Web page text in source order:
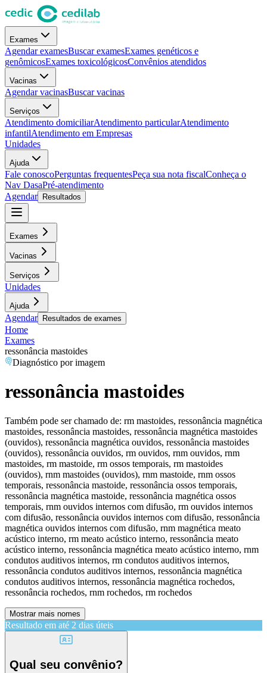
Exames
Agendar examesBuscar examesExames genéticos e
genômicosExames toxicológicosConvênios atendidos
Vacinas
Agendar vacinasBuscar vacinas
Serviços
Atendimento domiciliarAtendimento particularAtendimento
infantilAtendimento em Empresas
Unidades
Ajuda
Fale conoscoPerguntas frequentesPeça sua nota fiscalConheça o
Nav DasaPré-atendimento
Agendar
Resultados
Exames
Vacinas
Serviços
Unidades
Ajuda
Agendar Resultados de exames
Home
Exames
ressonância mastoides
Diagnóstico por imagem
ressonância mastoides
Também pode ser chamado de: rm mastoides, ressonância magnética
mastoides, ressonância mastoides, ressonância magnética mastoides
(ouvidos), ressonância magnética ouvidos, ressonância mastoides
(ouvidos), ressonância ouvidos, rm ouvidos, rnm ouvidos, rnm
mastoides, rm mastoide, rm ossos temporais, rm mastoides
(ouvidos), rnm mastoides (ouvidos), rnm mastoide, rnm ossos
temporais, ressonância mastoide, ressonância ossos temporais,
ressonância magnética mastoide, ressonância magnética ossos
temporais, rnm ouvidos internos com difusão, rm ouvidos internos
com difusão, ressonância ouvidos internos com difusão, ressonância
magnética ouvidos internos com difusão, rnm magnética meato
acústico interno, rm meato acústico interno, ressonância meato
acústico interno, ressonância magnética meato acústico interno, rnm
condutos auditivos internos, rm condutos auditivos internos,
ressonância condutos auditivos internos, ressonância magnética
condutos auditivos internos, ressonância magnética rochedos,
ressonância rochedos, rnm rochedos, rm rochedos
Mostrar mais nomes
Resultado em até 2 dias úteis
Qual seu convênio?